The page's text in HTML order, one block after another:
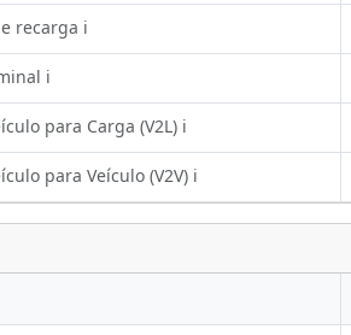
recarga ℹ️
ℹ️
para Carga (V2L) ℹ️
para Veículo (V2V) ℹ️